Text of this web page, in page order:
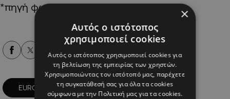
*πηγή φωτογραφίας: ΑΡ
EURO 2024 ΕΘΝΙΚΗ ΑΛΒΑΝΙΑΣ
×
Αυτός ο ιστότοπος
χρησιμοποιεί cookies
Αυτός ο ιστότοπος χρησιμοποιεί cookies για
τη βελτίωση της εμπειρίας των χρηστών.
Χρησιμοποιώντας τον ιστότοπό μας, παρέχετε
τη συγκατάθεσή σας για όλα τα cookies
σύμφωνα με την Πολιτική μας για τα cookies.